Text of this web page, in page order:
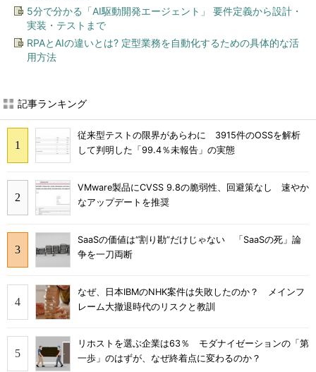
5分で分かる「AI駆動開発エージェント」 要件定義から設計・
実装・テストまで
RPAとAIの違いとは? 定型業務を自動化するための具体的な活
用方法
記事ランキング
従来型テストの限界があらわに 3915件のOSSを解析
して判明した「99.4％未報告」の実態
VMware製品にCVSS 9.8の脆弱性、回避策なし 速やか
なアップデートを推奨
SaaSの価値は“割り勘”だけじゃない 「SaaSの死」論
争を一刀両断
なぜ、日本IBMのNHK案件は失敗したのか？ メインフ
レーム大撤退時代のリスクと教訓
リホストを選ぶ企業は63％ モダナイゼーションの「第
一歩」のはずが、なぜ終着点に変わるのか？